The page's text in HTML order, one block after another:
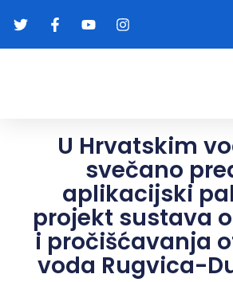
U Hrvatskim
svečano
aplikacijski
projekt sustava
i pročišćavanja
voda Rugvica-